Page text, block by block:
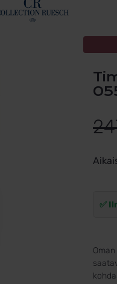
Timanttisormus titaania 77/20030-
✅